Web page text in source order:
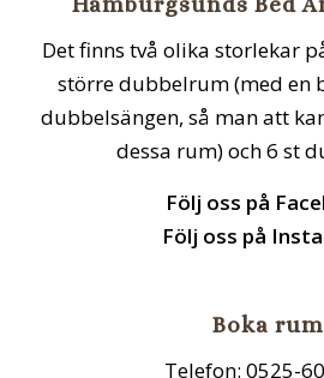
Det finns två olika storlekar
större dubbelrum (med en
dubbelsängen, så man att
dessa rum) och 6 st
Följ oss på
Följ oss på
Boka rum
Telefon: 0525-